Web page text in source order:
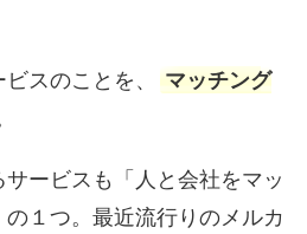
スのことを、
マッチング
ービスも「人と会社をマッ
１つ。最近流行りのメルカ